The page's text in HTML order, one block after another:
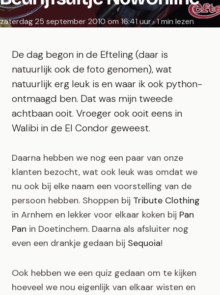
zaterdag 25 september 2010 om 16:41 uur · 1 min lezen
De dag begon in de Efteling (daar is
natuurlijk ook de foto genomen), wat
natuurlijk erg leuk is en waar ik ook python-
ontmaagd ben. Dat was mijn tweede
achtbaan ooit. Vroeger ook ooit eens in
Walibi in de El Condor geweest.
Daarna hebben we nog een paar van onze
klanten bezocht, wat ook leuk was omdat we
nu ook bij elke naam een voorstelling van de
persoon hebben. Shoppen bij Tribute Clothing
in Arnhem en lekker voor elkaar koken bij Pan
Pan in Doetinchem. Daarna als afsluiter nog
even een drankje gedaan bij Sequoia!
Ook hebben we een quiz gedaan om te kijken
hoeveel we nou eigenlijk van elkaar wisten en